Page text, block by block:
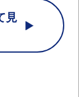
見